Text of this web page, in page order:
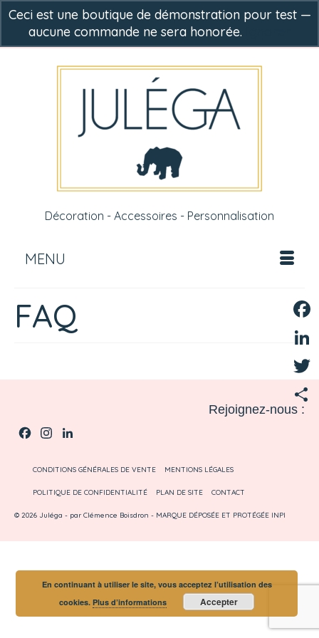
- 0,00€
Décoration - Accessoires - Personnalisation
MENU
FAQ
Rejoignez-nous :
FacebookInstagram
CONDITIONS GÉNÉRALES DE VENTE MENTIONS LÉGALES
POLITIQUE DE CONFIDENTIALITÉ PLAN DE SITE CONTACT
© 2026 Juléga - par Clémence Boisdron - MARQUE DÉPOSÉE ET PROTÉGÉE INPI
Ceci est une boutique de démonstration pour test —
aucune commande ne sera honorée.
En continuant à utiliser le site, vous acceptez l’utilisation des
cookies.Plus d’informations Accepter